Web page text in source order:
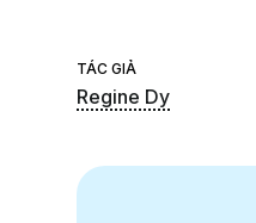
TÁC GIẢ
Regine Dy